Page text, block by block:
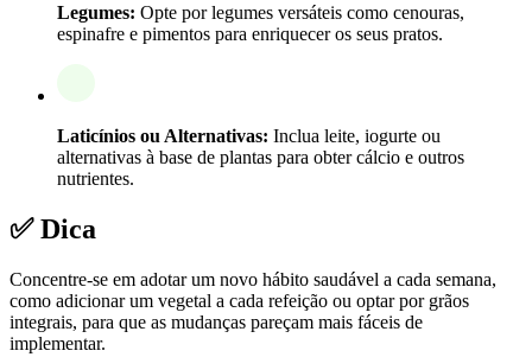
Legumes: Opte por legumes versáteis como cenouras,
espinafre e pimentos para enriquecer os seus pratos.
Laticínios ou Alternativas: Inclua leite, iogurte ou
alternativas à base de plantas para obter cálcio e outros
nutrientes.
✅ Dica
Concentre-se em adotar um novo hábito saudável a cada semana,
como adicionar um vegetal a cada refeição ou optar por grãos
integrais, para que as mudanças pareçam mais fáceis de
implementar.